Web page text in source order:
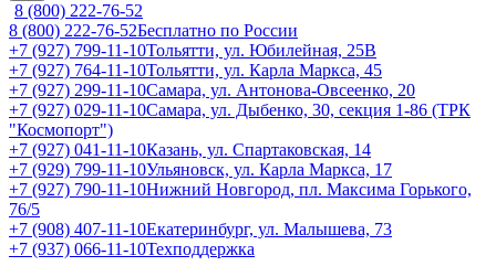
8 (800) 222-76-52
8 (800) 222-76-52Бесплатно по России
+7 (927) 799-11-10Тольятти, ул. Юбилейная, 25В
+7 (927) 764-11-10Тольятти, ул. Карла Маркса, 45
+7 (927) 299-11-10Самара, ул. Антонова-Овсеенко, 20
+7 (927) 029-11-10Самара, ул. Дыбенко, 30, секция 1-86 (ТРК
"Космопорт")
+7 (927) 041-11-10Казань, ул. Спартаковская, 14
+7 (929) 799-11-10Ульяновск, ул. Карла Маркса, 17
+7 (927) 790-11-10Нижний Новгород, пл. Максима Горького,
76/5
+7 (908) 407-11-10Екатеринбург, ул. Малышева, 73
+7 (937) 066-11-10Техподдержка